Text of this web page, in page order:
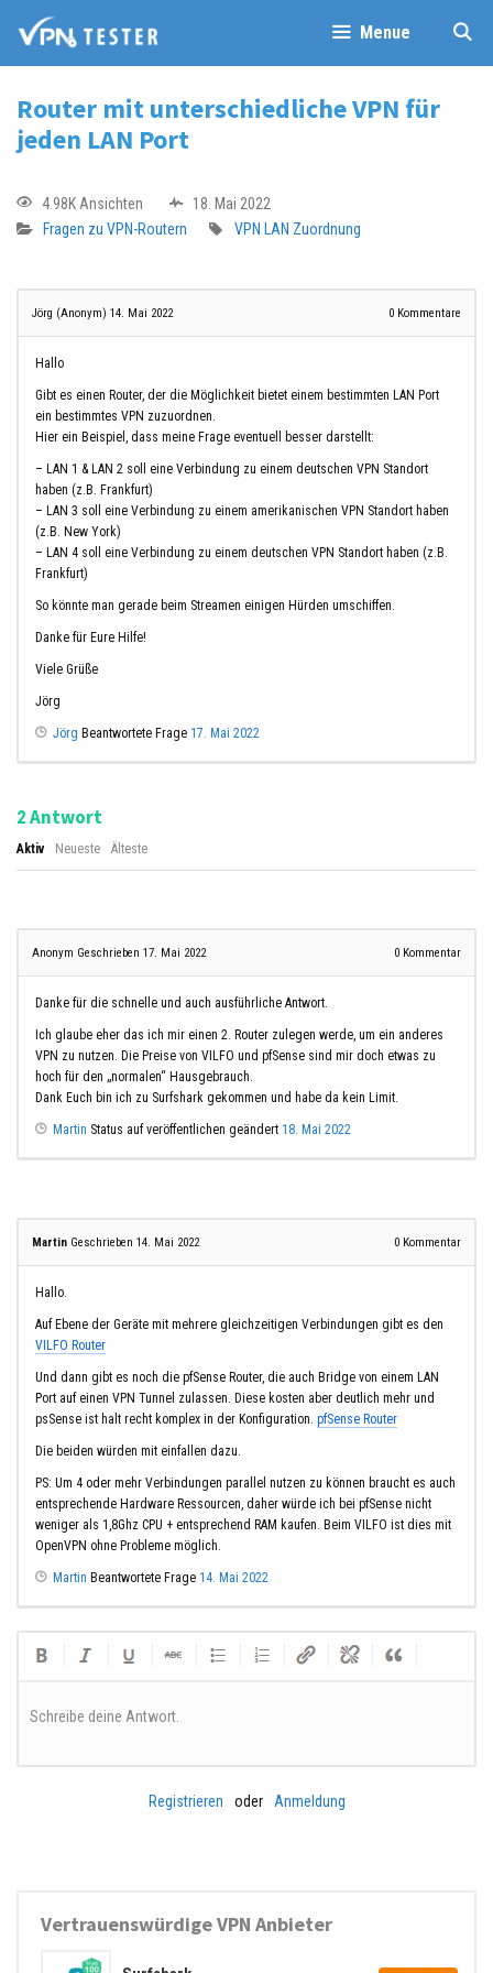
Menue
Router mit unterschiedliche VPN für
jeden LAN Port
4.98K Ansichten
18. Mai 2022
Fragen zu VPN-Routern
VPN LAN Zuordnung
Jörg (Anonym) 14. Mai 2022 0 Kommentare
Hallo
Gibt es einen Router, der die Möglichkeit bietet einem bestimmten LAN Port
ein bestimmtes VPN zuzuordnen.
Hier ein Beispiel, dass meine Frage eventuell besser darstellt:
– LAN 1 & LAN 2 soll eine Verbindung zu einem deutschen VPN Standort
haben (z.B. Frankfurt)
– LAN 3 soll eine Verbindung zu einem amerikanischen VPN Standort haben
(z.B. New York)
– LAN 4 soll eine Verbindung zu einem deutschen VPN Standort haben (z.B.
Frankfurt)
So könnte man gerade beim Streamen einigen Hürden umschiffen.
Danke für Eure Hilfe!
Viele Grüße
Jörg
Jörg Beantwortete Frage 17. Mai 2022
2 Antwort
Aktiv Neueste Älteste
Anonym Geschrieben 17. Mai 2022 0 Kommentar
Danke für die schnelle und auch ausführliche Antwort.
Ich glaube eher das ich mir einen 2. Router zulegen werde, um ein anderes
VPN zu nutzen. Die Preise von VILFO und pfSense sind mir doch etwas zu
hoch für den „normalen“ Hausgebrauch.
Dank Euch bin ich zu Surfshark gekommen und habe da kein Limit.
Martin Status auf veröffentlichen geändert 18. Mai 2022
Martin Geschrieben 14. Mai 2022 0 Kommentar
Hallo.
Auf Ebene der Geräte mit mehrere gleichzeitigen Verbindungen gibt es den
VILFO Router
Und dann gibt es noch die pfSense Router, die auch Bridge von einem LAN
Port auf einen VPN Tunnel zulassen. Diese kosten aber deutlich mehr und
psSense ist halt recht komplex in der Konfiguration. pfSense Router
Die beiden würden mit einfallen dazu.
PS: Um 4 oder mehr Verbindungen parallel nutzen zu können braucht es auch
entsprechende Hardware Ressourcen, daher würde ich bei pfSense nicht
weniger als 1,8Ghz CPU + entsprechend RAM kaufen. Beim VILFO ist dies mit
OpenVPN ohne Probleme möglich.
Martin Beantwortete Frage 14. Mai 2022
Schreibe deine Antwort.
Registrieren oder Anmeldung
Vertrauenswürdige VPN Anbieter